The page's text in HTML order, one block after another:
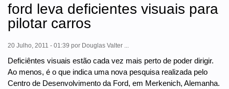
ford leva deficientes visuais para
pilotar carros
20 Julho, 2011 - 01:39 por Douglas Valter ...
Deficiêntes visuais estão cada vez mais perto de poder dirigir.
Ao menos, é o que indica uma nova pesquisa realizada pelo
Centro de Desenvolvimento da Ford, em Merkenich, Alemanha.